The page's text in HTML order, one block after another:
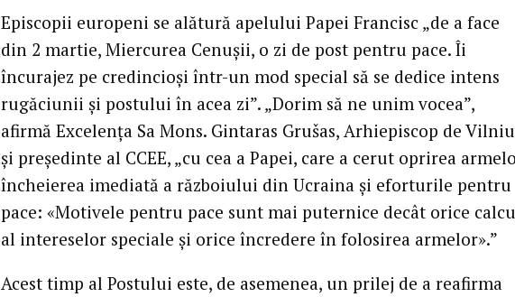
Episcopii europeni se alătură apelului Papei Francisc „de a face
din 2 martie, Miercurea Cenușii, o zi de post pentru pace. Îi
încurajez pe credincioși într-un mod special să se dedice intens
rugăciunii și postului în acea zi”. „Dorim să ne unim vocea”,
afirmă Excelența Sa Mons. Gintaras Grušas, Arhiepiscop de
și președinte al CCEE, „cu cea a Papei, care a cerut oprirea
încheierea imediată a războiului din Ucraina și eforturile pentru
pace: «Motivele pentru pace sunt mai puternice decât orice
al intereselor speciale și orice încredere în folosirea armelor».”
Acest timp al Postului este, de asemenea, un prilej de a reafirma